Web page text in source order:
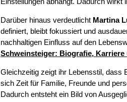
Darüber hinaus verdeutlicht Martina
definiert, bleibt fokussiert und
nachhaltigen Einfluss auf den
Schweinsteiger: Biografie,
Gleichzeitig zeigt ihr Lebensstil, dass
sich Zeit für Familie, Freunde und
Dadurch entsteht ein Bild von